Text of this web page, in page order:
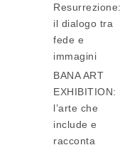
Resurrezione:
il dialogo tra
fede e
immagini
BANA ART
EXHIBITION:
l’arte che
include e
racconta